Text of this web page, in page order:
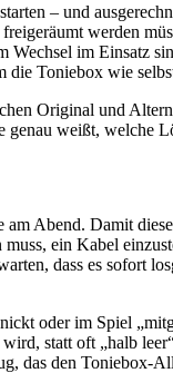
– und
werden
Wechsel im Einsatz
die Toniebox wie
Original und
weißt, welche
Abend. Damit
ein Kabel
dass es sofort
oder im Spiel
statt oft „halb
das den Toniebox-